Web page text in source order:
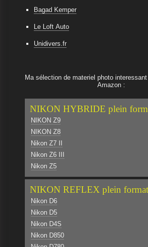
Bagad Kemper
Le Loft Auto
Unidivers.fr
Ma sélection de materiel photo
Amazon :
NIKON HYBRIDE plein
NIKON Z9
NIKON Z8
Nikon Z7 II
Nikon Z6 III
Nikon Z5
NIKON REFLEX plein format
Nikon D6
Nikon D5
Nikon D4S
Nikon D850